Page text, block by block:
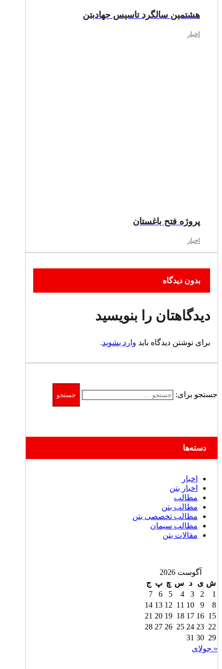
هشتمین سالگرد تاسیس جهادبتن
اخبار
پروژه فتح باغستان
اخبار
بدون دیدگاه
دیدگاهتان را بنویسید
برای نوشتن دیدگاه باید وارد بشوید.
جستجو برای:
دسته‌ها
اخبار
اخبار بتن
مطالب
مطالب بتن
مطالب تخصصی بتن
مطالب سیمان
مقالات بتن
آگوست 2026
ش ی د س چ پ ج
1
2
3
4
5
6
7
8
9
10
11
12
13
14
15
16
17
18
19
20
21
22
23
24
25
26
27
28
29
30
31
« جولای